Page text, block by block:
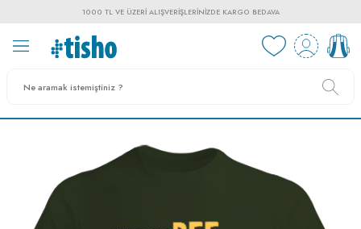
1000 TL VE ÜZERI ALIŞVERIŞLERINIZDE KARGO BEDAVA